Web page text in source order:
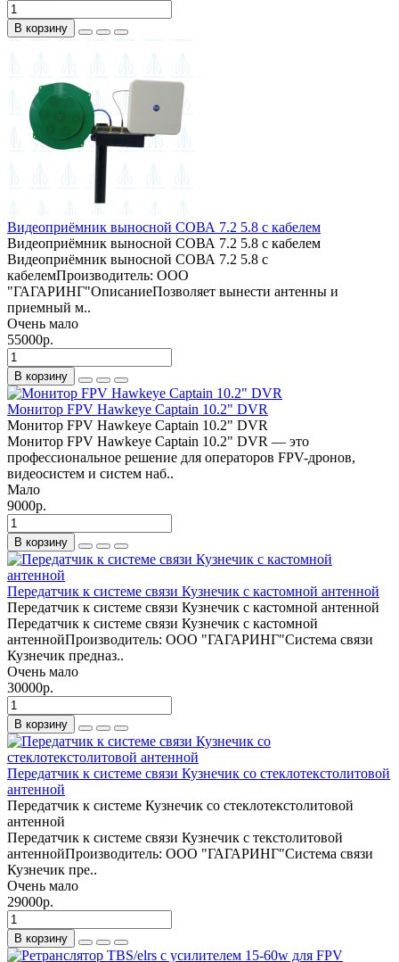
В корзину
Видеоприёмник выносной СОВА 7.2 5.8 с кабелем
Видеоприёмник выносной СОВА 7.2 5.8 с кабелем
Видеоприёмник выносной СОВА 7.2 5.8 с
кабелемПроизводитель: ООО
"ГАГАРИНГ"ОписаниеПозволяет вынести антенны и
приемный м..
Очень мало
55000р.
В корзину
Монитор FPV Hawkeye Captain 10.2" DVR
Монитор FPV Hawkeye Captain 10.2" DVR
Монитор FPV Hawkeye Captain 10.2" DVR — это
профессиональное решение для операторов FPV-дронов,
видеосистем и систем наб..
Мало
9000р.
В корзину
Передатчик к системе связи Кузнечик с кастомной антенной
Передатчик к системе связи Кузнечик с кастомной антенной
Передатчик к системе связи Кузнечик с кастомной
антеннойПроизводитель: ООО "ГАГАРИНГ"Система связи
Кузнечик предназ..
Очень мало
30000р.
В корзину
Передатчик к системе связи Кузнечик со стеклотекстолитовой
антенной
Передатчик к системе Кузнечик со стеклотекстолитовой
антенной
Передатчик к системе связи Кузнечик с текстолитовой
антеннойПроизводитель: ООО "ГАГАРИНГ"Система связи
Кузнечик пре..
Очень мало
29000р.
В корзину